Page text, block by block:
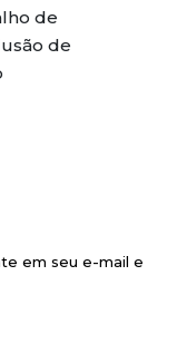
de
de
em seu e-mail e